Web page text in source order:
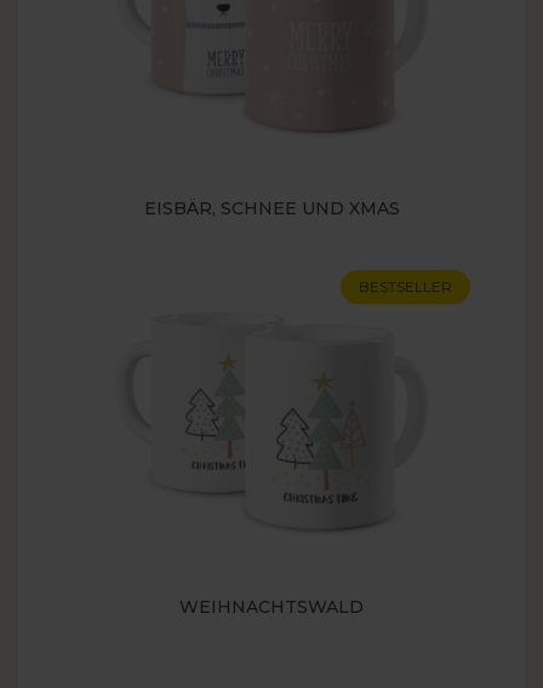
EISBÄR, SCHNEE UND XMAS
WEIHNACHTSWALD
BESTSELLER